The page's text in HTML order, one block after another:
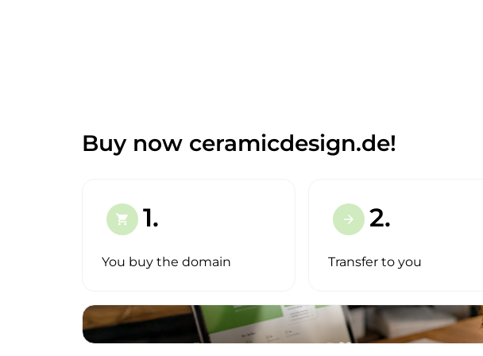
Buy now ceramicdesign.de!
shopping_cart 1.
You buy the domain
arrow_forward 2.
Transfer to you